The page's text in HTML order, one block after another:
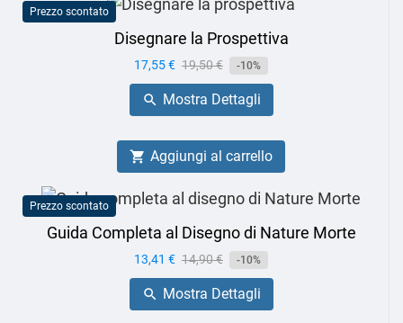
Prezzo scontato
Disegnare la Prospettiva
Prezzo
17,55 € Prezzo
base
19,50 € -10%
 Mostra Dettagli
 Aggiungi al carrello
Prezzo scontato
Guida Completa al Disegno di Nature Morte
Prezzo
13,41 € Prezzo
base
14,90 € -10%
 Mostra Dettagli